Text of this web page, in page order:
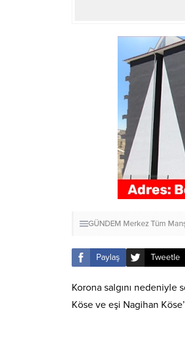
GÜNDEM MerkezTüm
Paylaş Tweetle
Korona salgını nedeniyle
Köse ve eşi Nagihan